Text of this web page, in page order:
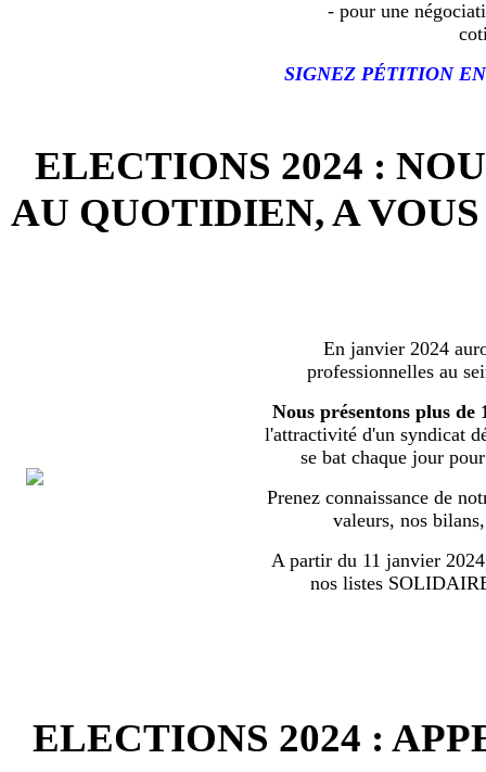
- pour une
SIGNEZ PÉTITION
ELECTIONS 2024 :
AU QUOTIDIEN, A
En janvier 2024
professionnelles au
Nous présentons plus de
l'attractivité d'un syndicat
se bat chaque jour
Prenez connaissance de
valeurs, nos
A partir du 11 janvier
nos listes
ELECTIONS 2024 :